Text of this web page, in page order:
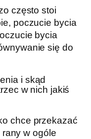
często stoi
poczucie bycia
bycia
się do
i skąd
w nich jakiś
chce przekazać
rany w ogóle